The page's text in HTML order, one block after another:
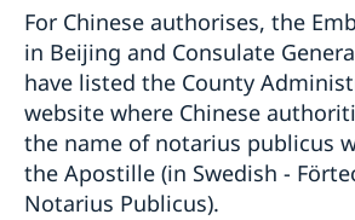
For Chinese authorises, the
in Beijing and Consulate
have listed the County
website where Chinese
the name of notarius publicus
the Apostille (in Swedish -
Notarius Publicus).